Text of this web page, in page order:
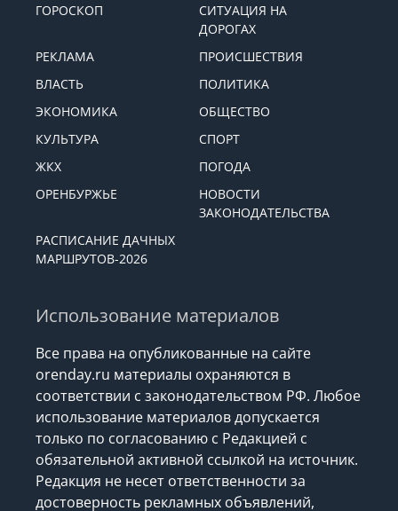
ГОРОСКОП
СИТУАЦИЯ НА
ДОРОГАХ
РЕКЛАМА
ПРОИСШЕСТВИЯ
ВЛАСТЬ
ПОЛИТИКА
ЭКОНОМИКА
ОБЩЕСТВО
КУЛЬТУРА
СПОРТ
ЖКХ
ПОГОДА
ОРЕНБУРЖЬЕ
НОВОСТИ
ЗАКОНОДАТЕЛЬСТВА
РАСПИСАНИЕ ДАЧНЫХ
МАРШРУТОВ-2026
Использование материалов
Все права на опубликованные на сайте
orenday.ru материалы охраняются в
соответствии с законодательством РФ. Любое
использование материалов допускается
только по согласованию с Редакцией с
обязательной активной ссылкой на источник.
Редакция не несет ответственности за
достоверность рекламных объявлений,